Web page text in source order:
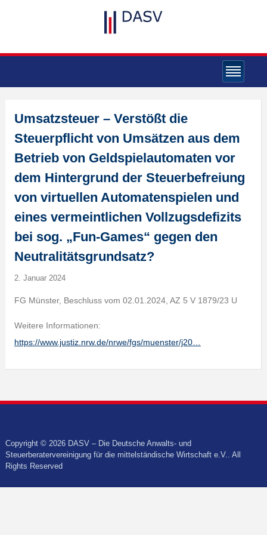
Umsatzsteuer – Verstößt die
Steuerpflicht von Umsätzen aus dem
Betrieb von Geldspielautomaten vor
dem Hintergrund der Steuerbefreiung
von virtuellen Automatenspielen und
eines vermeintlichen Vollzugsdefizits
bei sog. „Fun-Games“ gegen den
Neutralitätsgrundsatz?
2. Januar 2024
FG Münster, Beschluss vom 02.01.2024, AZ 5 V 1879/23 U
Weitere Informationen:
https://www.justiz.nrw.de/nrwe/fgs/muenster/j20…
Copyright © 2026 DASV – Die Deutsche Anwalts- und
Steuerberatervereinigung für die mittelständische Wirtschaft e.V.. All
Rights Reserved